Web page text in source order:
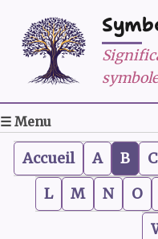
☰ Menu
Accueil A B C
L
M N O